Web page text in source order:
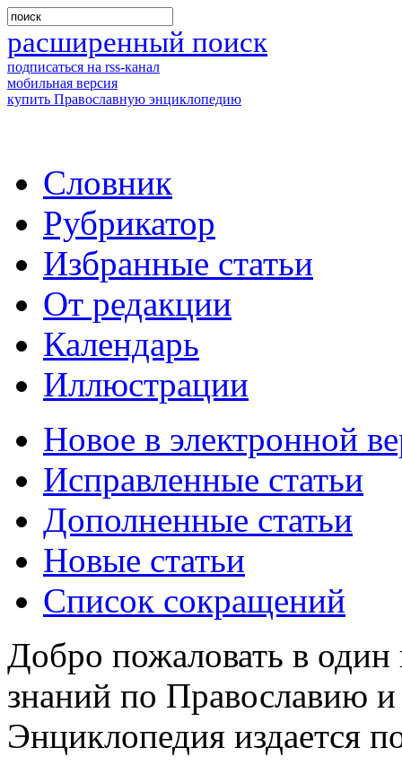
расширенный поиск
подписаться на rss-канал
мобильная версия
купить Православную энциклопедию
Словник
Рубрикатор
Избранные статьи
От редакции
Календарь
Иллюстрации
Новое в электронной
Исправленные статьи
Дополненные статьи
Новые статьи
Список сокращений
Добро пожаловать в
знаний по Православию
Энциклопедия издается